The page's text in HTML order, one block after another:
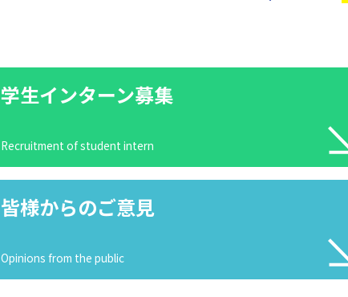
学生インターン募集
Recruitment of student intern
皆様からのご意見
Opinions from the public